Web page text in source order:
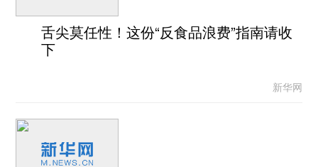
舌尖莫任性！这份“反食品浪费”指南请收
下
新华网